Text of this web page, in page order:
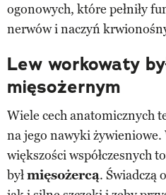
ogonowych, które pełniły
nerwów i naczyń
Lew workowaty
mięsożernym
Wiele cech anatomicznych
na jego nawyki
większości współczesnych
byłmięsożercą. Świadczą